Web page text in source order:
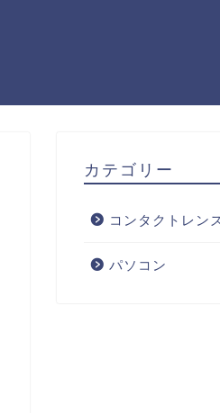
カテゴリー
コンタクトレン
パソコン